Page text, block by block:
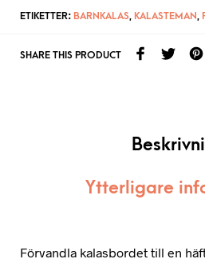
ETIKETTER: BARNKALAS, KALASTEMAN,
SHARE THIS PRODUCT
Ytterligare
Förvandla kalasbordet till en